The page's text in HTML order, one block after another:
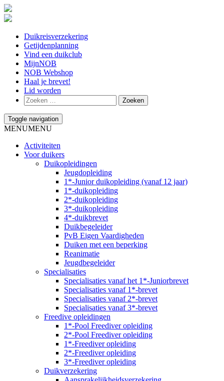
Duikreisverzekering
Getijdenplanning
Vind een duikclub
MijnNOB
NOB Webshop
Haal je brevet!
Lid worden
Toggle navigation
MENUMENU
Activiteiten
Voor duikers
Duikopleidingen
Jeugdopleiding
1*-Junior duikopleiding (vanaf 12 jaar)
1*-duikopleiding
2*-duikopleiding
3*-duikopleiding
4*-duikbrevet
Duikbegeleider
PvB Eigen Vaardigheden
Duiken met een beperking
Reanimatie
Jeugdbegeleider
Specialisaties
Specialisaties vanaf het 1*-Juniorbrevet
Specialisaties vanaf 1*-brevet
Specialisaties vanaf 2*-brevet
Specialisaties vanaf 3*-brevet
Freedive opleidingen
1*-Pool Freediver opleiding
2*-Pool Freediver opleiding
1*-Freediver opleiding
2*-Freediver opleiding
3*-Freediver opleiding
Duikverzekering